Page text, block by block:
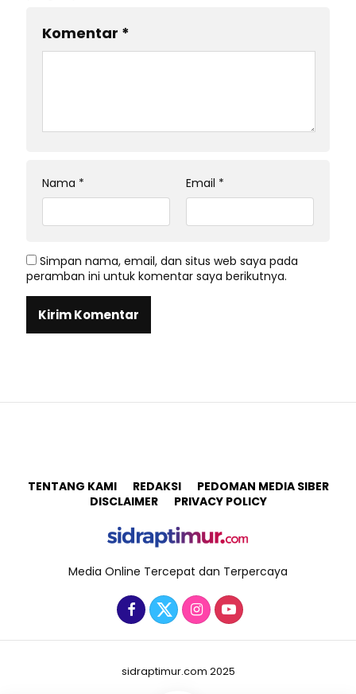
Komentar *
Nama * Email *
Simpan nama, email, dan situs web saya pada
peramban ini untuk komentar saya berikutnya.
TENTANG KAMI REDAKSI
PEDOMAN MEDIA SIBER
DISCLAIMER
PRIVACY POLICY
Media Online Tercepat dan Terpercaya
sidraptimur.com 2025